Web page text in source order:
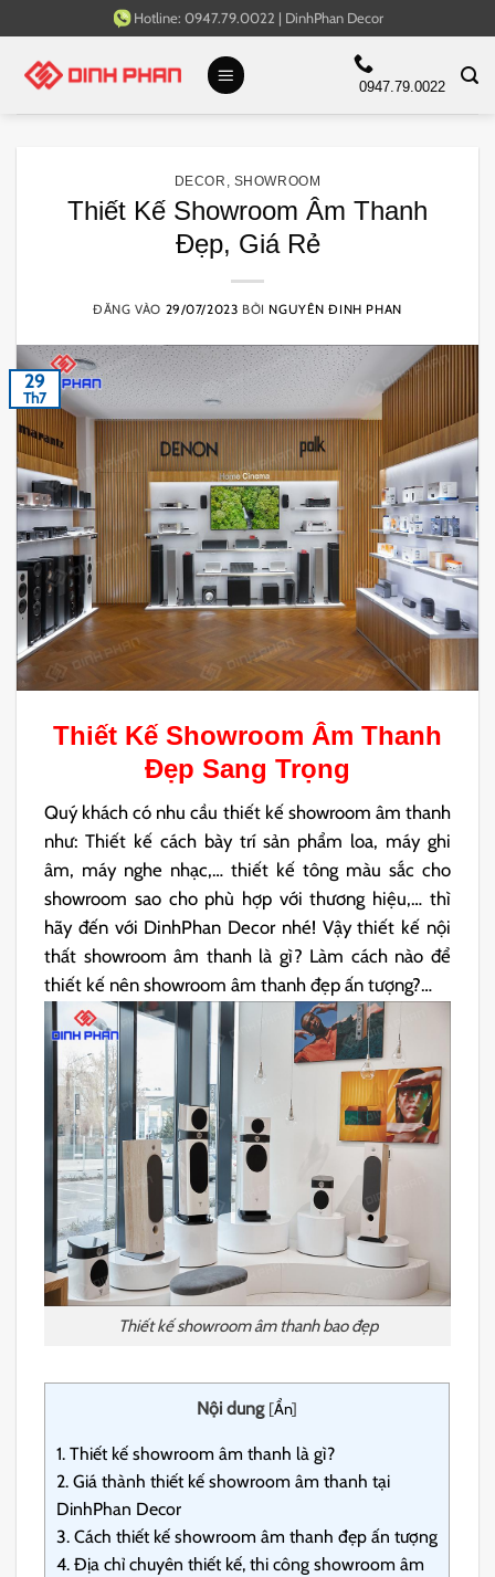
qua
Hotline: 0947.79.0022 | DinhPhan Decor
0947.79.0022
DECOR SHOWROOM
Thiết Kế Showroom Âm Thanh
Đẹp, Giá Rẻ
ĐĂNG VÀO 29/07/2023 BỞI NGUYÊN ĐINH PHAN
29
Th7
Thiết Kế Showroom Âm Thanh
Đẹp Sang Trọng
Quý khách có nhu cầu thiết kế showroom âm thanh
như: Thiết kế cách bày trí sản phẩm loa, máy ghi
âm, máy nghe nhạc,… thiết kế tông màu sắc cho
showroom sao cho phù hợp với thương hiệu,… thì
hãy đến với DinhPhan Decor nhé! Vậy thiết kế nội
thất showroom âm thanh là gì? Làm cách nào để
thiết kế nên showroom âm thanh đẹp ấn tượng?…
Thiết kế showroom âm thanh bao đẹp
Nội dung [Ẩn]
1. Thiết kế showroom âm thanh là gì?
2. Giá thành thiết kế showroom âm thanh tại
DinhPhan Decor
3. Cách thiết kế showroom âm thanh đẹp ấn tượng
4. Địa chỉ chuyên thiết kế, thi công showroom âm